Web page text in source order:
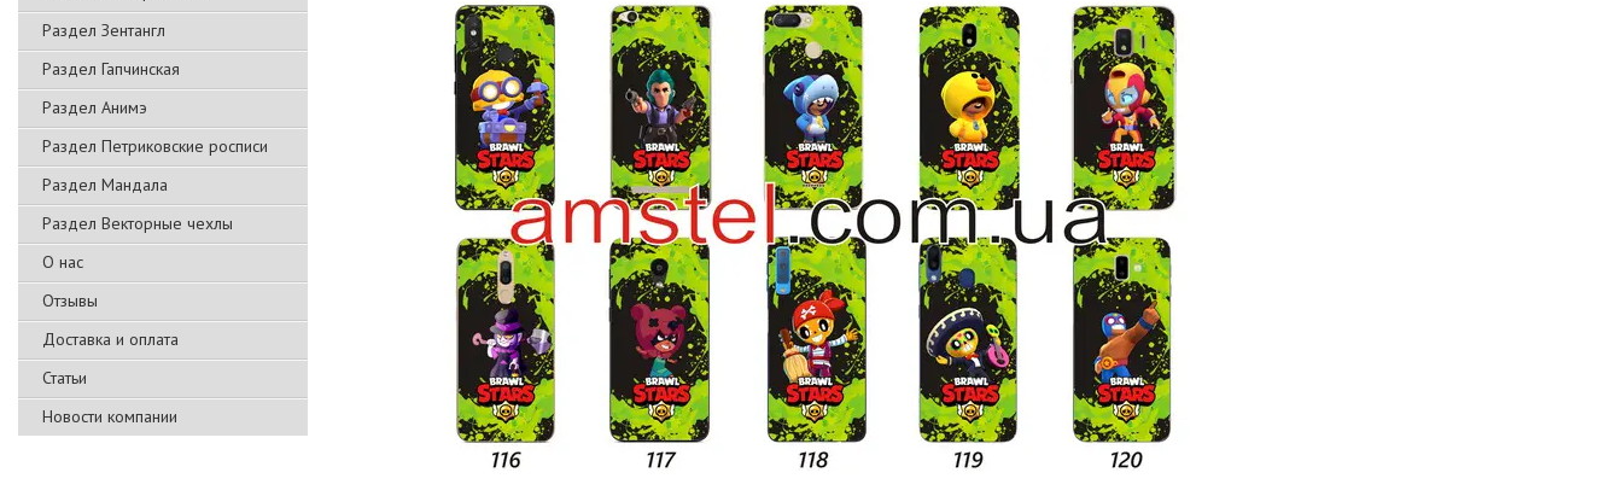
Раздел Зентангл
Раздел Гапчинская
Раздел Анимэ
Раздел Петриковские росписи
Раздел Мандала
Раздел Векторные чехлы
О нас
Отзывы
Доставка и оплата
Статьи
Новости компании